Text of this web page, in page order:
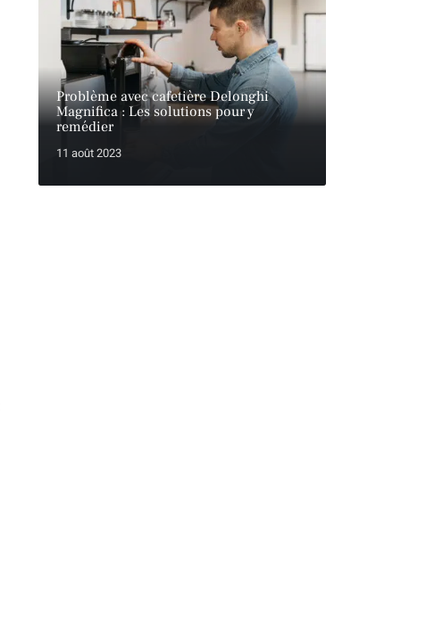
Problème avec cafetière Delonghi
Magnifica : Les solutions pour y
remédier
11 août 2023